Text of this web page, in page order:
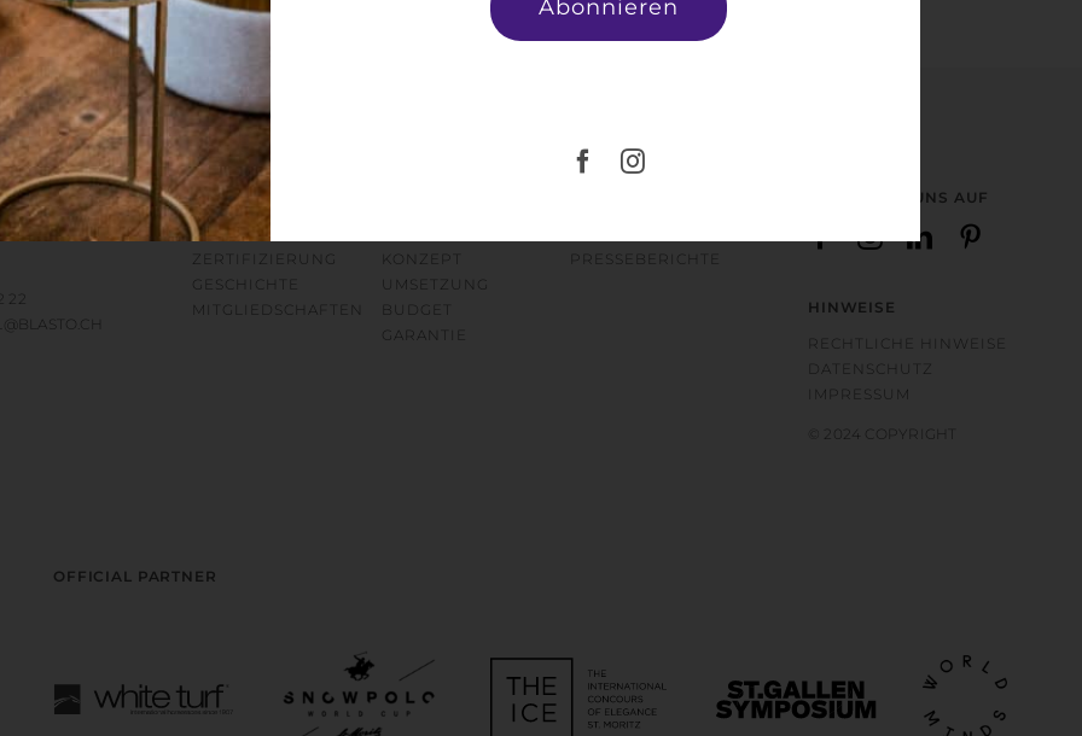
88
22
UNTERNEHMEN
PHILOSOPHIE
ZERTIFIZIERUNG
GESCHICHTE
MITGLIEDSCHAFTEN
KONZEPT
UMSETZUNG
BUDGET
GARANTIE
PRESSEBERICHTE
FOLGEN SIE UNS AUF
HINWEISE
RECHTLICHE HINWEISE
DATENSCHUTZ
IMPRESSUM
© 2024 COPYRIGHT
OFFICIAL PARTNER
Abonnieren